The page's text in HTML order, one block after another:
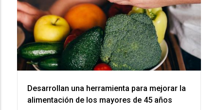
Desarrollan una herramienta para mejorar la
alimentación de los mayores de 45 años